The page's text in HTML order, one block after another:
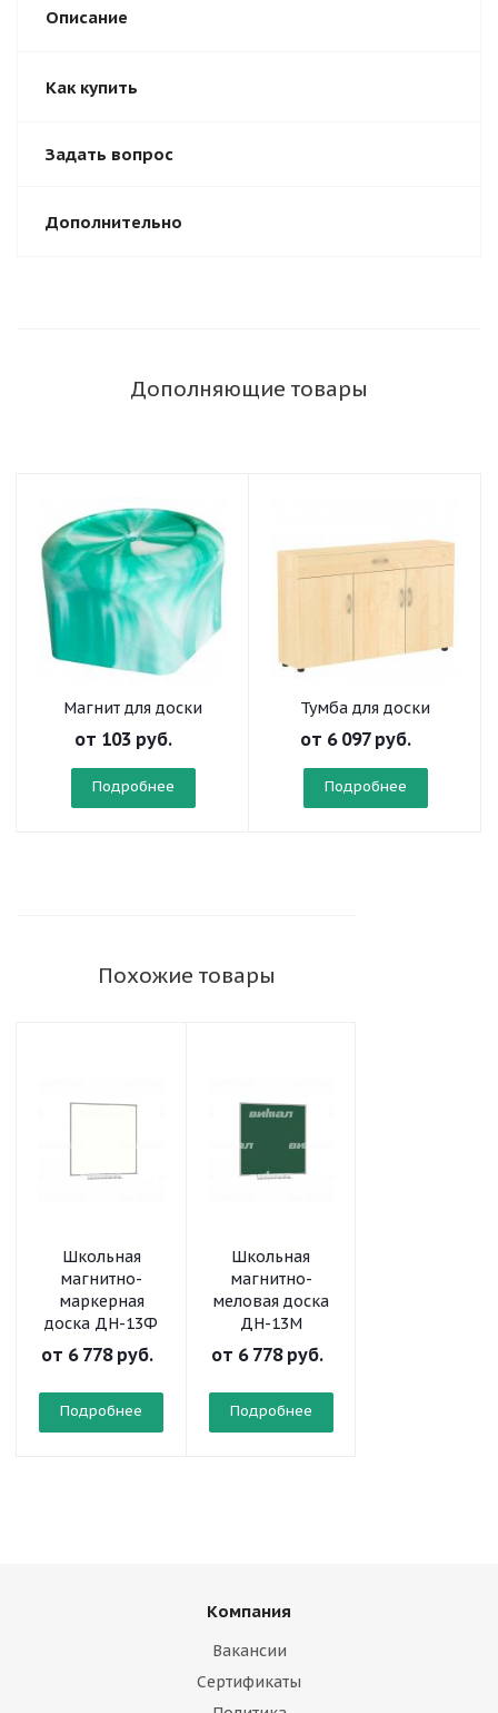
Описание
Как купить
Задать вопрос
Дополнительно
Дополняющие товары
Магнит для доски
от 103 руб.
Подробнее
Тумба для доски
от 6 097 руб.
Подробнее
Похожие товары
Школьная
магнитно-
маркерная
доска ДН-13Ф
от 6 778 руб.
Подробнее
Школьная
магнитно-
меловая доска
ДН-13М
от 6 778 руб.
Подробнее
Компания
Вакансии
Сертификаты